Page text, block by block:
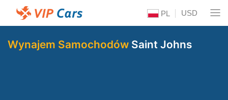
PL USD
Wynajem Samochodów Saint Johns